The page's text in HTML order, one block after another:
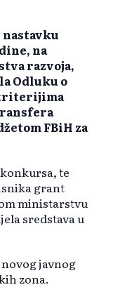
nastavku
na
razvoja,
Odluku o
FBiH za
te
grant
ministarstvu
sredstava u
javnog
zona.